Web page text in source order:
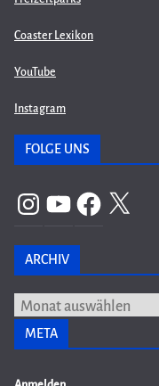
Coaster Lexikon
YouTube
Instagram
FOLGE UNS
InstagramYouTubeFacebook
X
ARCHIV
Archiv
META